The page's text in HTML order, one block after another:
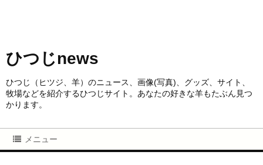
ひつじnews
ひつじ（ヒツジ、羊）のニュース、画像(写真)、グッズ、サイト、
牧場などを紹介するひつじサイト。あなたの好きな羊もたぶん見つ
かります。
メニュー